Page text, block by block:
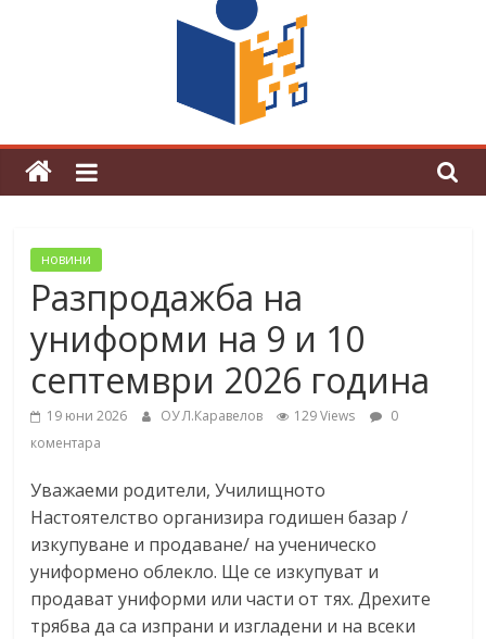
Магията на Андерсен оживя в ОУ
„Любен Каравелов“
новини
Разпродажба на
униформи на 9 и 10
септември 2026 година
19 юни 2026 ОУ Л.Каравелов 129 Views
0
коментара
Уважаеми родители, Училищното
Настоятелство организира годишен базар /
изкупуване и продаване/ на ученическо
униформено облекло. Ще се изкупуват и
продават униформи или части от тях. Дрехите
трябва да са изпрани и изгладени и на всеки